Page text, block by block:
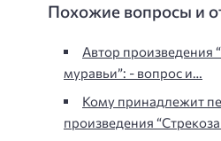
Похожие вопросы и
Автор произведения
муравьи”: - вопрос и…
Кому принадлежит
произведения